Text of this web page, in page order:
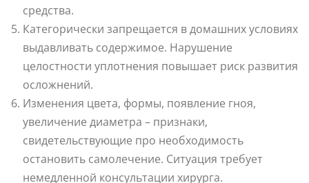
средства.
Категорически запрещается в домашних условиях
выдавливать содержимое. Нарушение
целостности уплотнения повышает риск развития
осложнений.
Изменения цвета, формы, появление гноя,
увеличение диаметра – признаки,
свидетельствующие про необходимость
остановить самолечение. Ситуация требует
немедленной консультации хирурга.